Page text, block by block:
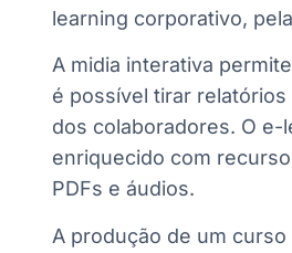
learning corporativo,
A midia interativa
é possível tirar
dos colaboradores. O
enriquecido com
PDFs e áudios.
A produção de um